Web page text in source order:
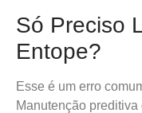
Só Preciso
Entope?
Esse é um erro
Manutenção